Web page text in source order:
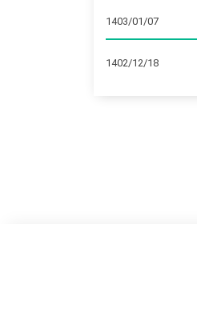
1403/01/07
1402/12/18